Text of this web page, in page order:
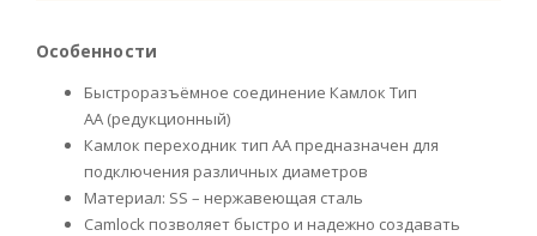
Особенности
Быстроразъёмное соединение Камлок Тип
AA (редукционный)
Камлок переходник тип АА предназначен для
подключения различных диаметров
Материал: SS – нержавеющая сталь
Camlock позволяет быстро и надежно создавать